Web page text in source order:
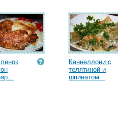
Каннеллони с
телятиной и
шпинатом...